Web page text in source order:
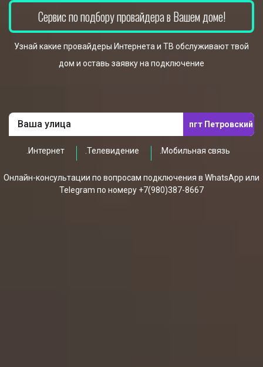
Сервис по подбору провайдера в Вашем доме!
Узнай какие провайдеры Интернета и ТВ обслуживают твой
дом и оставь заявку на подключение
пгт Петровский
.Интернет .Телевидение .Мобильная связь
Онлайн-консультации по вопросам подключения в WhatsApp или
Telegram по номеру +7(980)387-8667